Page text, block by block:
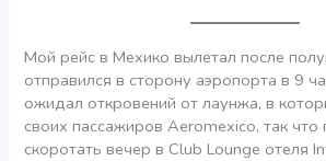
Мой рейс в Мехико вылетал после
отправился в сторону аэропорта в 9
ожидал откровений от лаунжа, в
своих пассажиров Aeromexico, так
скоротать вечер в Club Lounge отеля